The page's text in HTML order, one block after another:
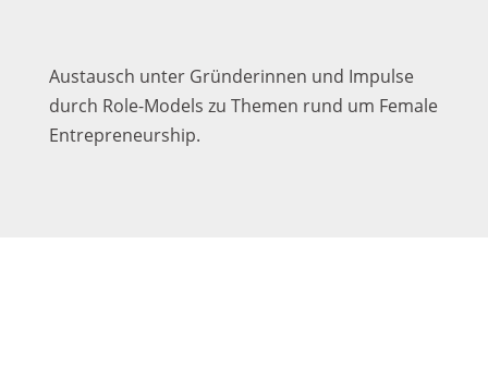
Austausch unter Gründerinnen und Impulse
durch Role-Models zu Themen rund um Female
Entrepreneurship.